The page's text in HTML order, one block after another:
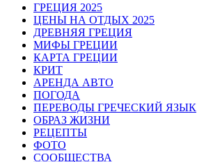
ГРЕЦИЯ 2025
ЦЕНЫ НА ОТДЫХ 2025
ДРЕВНЯЯ ГРЕЦИЯ
МИФЫ ГРЕЦИИ
КАРТА ГРЕЦИИ
КРИТ
АРЕНДА АВТО
ПОГОДА
ПЕРЕВОДЫ ГРЕЧЕСКИЙ ЯЗЫК
ОБРАЗ ЖИЗНИ
РЕЦЕПТЫ
ФОТО
СООБЩЕСТВА